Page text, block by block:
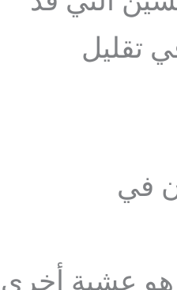
تقليل
في
هو عشبة أخرى